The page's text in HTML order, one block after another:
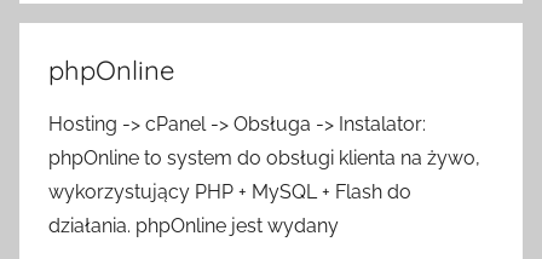
phpOnline
Hosting -> cPanel -> Obsługa -> Instalator:
phpOnline to system do obsługi klienta na żywo,
wykorzystujący PHP + MySQL + Flash do
działania. phpOnline jest wydany